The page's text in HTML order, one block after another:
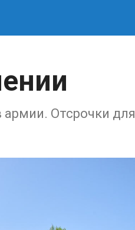
армии. Отсрочки для